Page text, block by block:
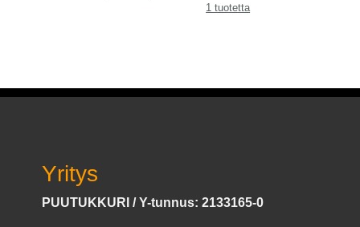
1 tuotetta
Yritys
PUUTUKKURI / Y-tunnus: 2133165-0